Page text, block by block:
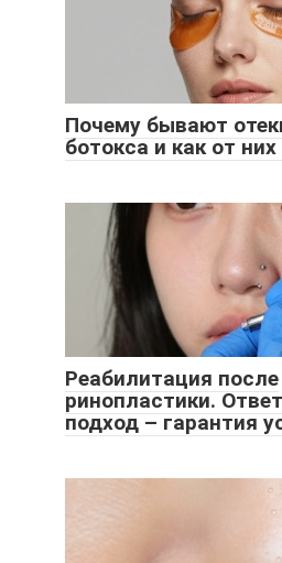
Почему бывают
ботокса и как от
Реабилитация после
ринопластики.
подход – гарантия